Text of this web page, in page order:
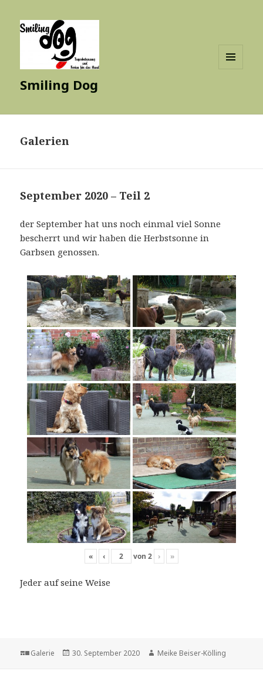
Smiling Dog
Galerien
September 2020 – Teil 2
der September hat uns noch einmal viel Sonne
bescherrt und wir haben die Herbstsonne in
Garbsen genossen.
« ‹ von 2 › »
Jeder auf seine Weise
Format
Galerie
Veröffentlicht
30. September 2020 Autor
Meike Beiser-Kölling